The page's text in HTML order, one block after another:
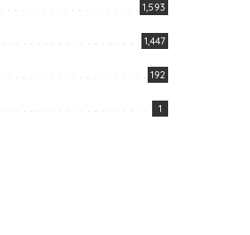
1,593
1,447
192
1